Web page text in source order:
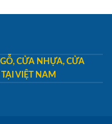
CỬA NHỰA, CỬA
VIỆT NAM